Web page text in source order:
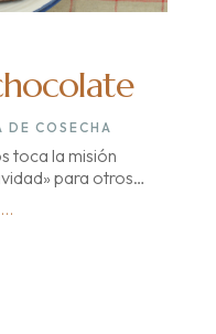
DE COSECHA
toca la misión
para otros…